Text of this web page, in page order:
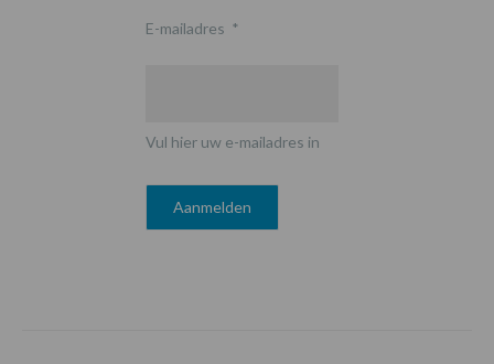
E-mailadres *
Vul hier uw e-mailadres in